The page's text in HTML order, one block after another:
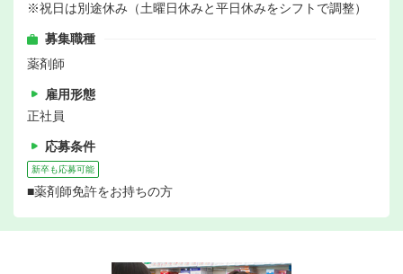
※祝日は別途休み（土曜日休みと平日休みをシフトで調整）
募集職種
薬剤師
雇用形態
正社員
応募条件
新卒も応募可能
■薬剤師免許をお持ちの方